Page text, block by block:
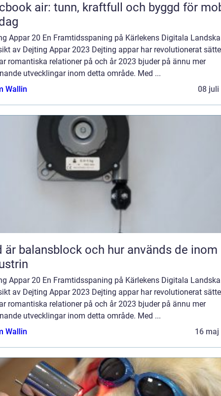
air: tunn, kraftfull och byggd för
Appar 20 En Framtidsspaning på Kärlekens Digitala
av Dejting Appar 2023 Dejting appar har revolutionerat
romantiska relationer på och år 2023 bjuder på ännu mer
utvecklingar inom detta område. Med ...
Wallin
08 juli
är balansblock och hur används de inom
Appar 20 En Framtidsspaning på Kärlekens Digitala
av Dejting Appar 2023 Dejting appar har revolutionerat
romantiska relationer på och år 2023 bjuder på ännu mer
utvecklingar inom detta område. Med ...
Wallin
16 maj